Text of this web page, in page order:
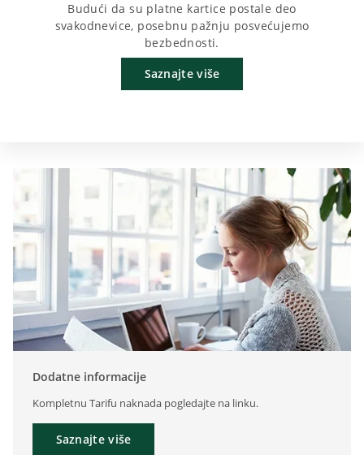
Budući da su platne kartice postale deo
svakodnevice, posebnu pažnju posvećujemo
bezbednosti.
Saznajte više
Dodatne informacije
Kompletnu Tarifu naknada pogledajte na linku.
Saznajte više